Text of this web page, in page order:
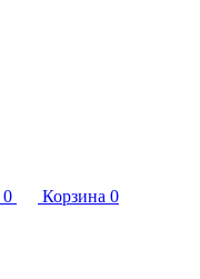
0 Корзина 0